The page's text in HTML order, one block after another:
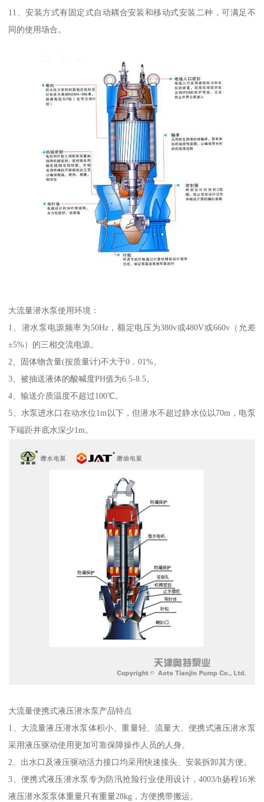
11、安装方式有固定式自动耦合安装和移动式安装二种，可满足不
同的使用场合。
大流量潜水泵使用环境：
1、潜水泵电源频率为50Hz，额定电压为380v或480V或660v（允差
±5%）的三相交流电源。
2、固体物含量(按质量计)不大于0．01%。
3、被抽送液体的酸喊度PH值为6.5-8.5。
4、输送介质温度不超过100℃。
5、水泵进水口在动水位1m以下，但潜水不超过静水位以70m，电泵
下端距井底水深少1m。
大流量便携式液压潜水泵产品特点
1、大流量液压潜水泵体积小、重量轻、流量大、便携式液压潜水泵
采用液压驱动使用更加可靠保障操作人员的人身。
2、出水口及液压驱动活力接口均采用快速接头、安装拆卸其方便。
3、便携式液压潜水泵专为防汛抢险行业使用设计，4003/h扬程16米
液压潜水泵泵体重量只有重量28kg，方便携带搬运。